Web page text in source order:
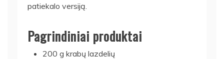
patiekalo versiją.
Pagrindiniai produktai
200 g krabų lazdelių